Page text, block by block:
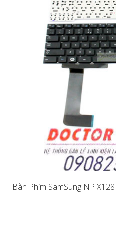
Bàn Phím SamSung NP